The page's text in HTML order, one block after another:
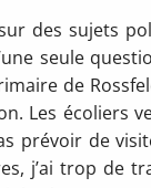
des sujets
seule
de
Les écoliers
prévoir de
j’ai trop de